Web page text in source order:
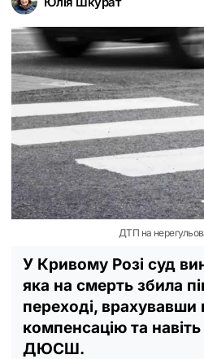
ДТП на
У Кривому Розі суд
яка на смерть збила
переході, врахувавши
компенсацію та
ДЮСШ.